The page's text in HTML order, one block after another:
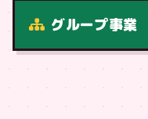
グループ事業